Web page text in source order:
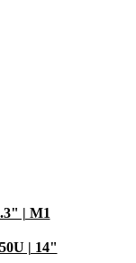
| M1
| 14"